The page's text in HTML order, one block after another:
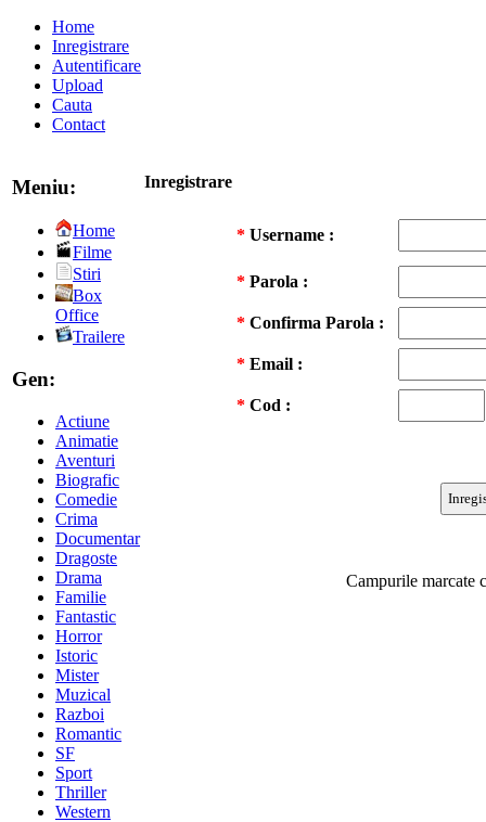
Home
Inregistrare
Autentificare
Upload
Cauta
Contact
Meniu:
Home
Filme
Stiri
Box
Office
Trailere
Gen:
Actiune
Animatie
Aventuri
Biografic
Comedie
Crima
Documentar
Dragoste
Drama
Familie
Fantastic
Horror
Istoric
Mister
Muzical
Razboi
Romantic
SF
Sport
Thriller
Western
Inregistrare
* Username :
* Parola :
* Confirma Parola :
* Email :
* Cod :
Campurile marcate